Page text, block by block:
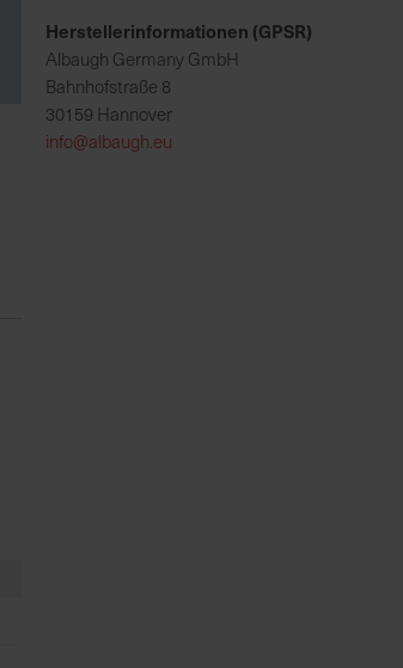
Herstellerinformationen (GPSR)
Albaugh Germany GmbH
Bahnhofstraße 8
30159 Hannover
info@albaugh.eu